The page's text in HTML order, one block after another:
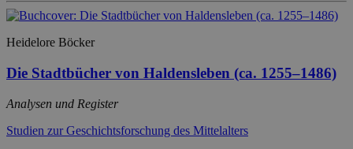
Heidelore Böcker
Die Stadtbücher von Haldensleben (ca. 1255–1486)
Analysen und Register
Studien zur Geschichtsforschung des Mittelalters